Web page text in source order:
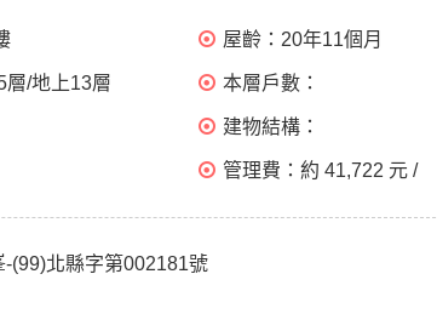
屋齡： 20年11個月
層/地上13層 本層戶數：
建物結構：
管理費：約 41,722 元 /
-(99)北縣字第002181號